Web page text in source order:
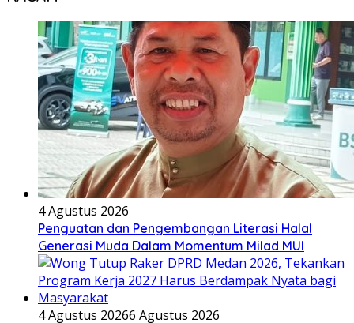
4 Agustus 2026
Penguatan dan Pengembangan Literasi Halal
Generasi Muda Dalam Momentum Milad MUI
4 Agustus 20266 Agustus 2026